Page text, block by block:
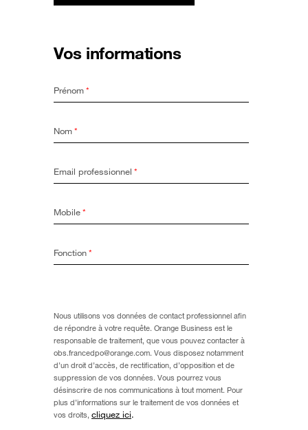
Vos informations
*
Prénom
*
Nom
*
Email professionnel
*
Mobile
Nous utilisons vos données de contact professionnel afin
de répondre à votre requête. Orange Business est le
responsable de traitement, que vous pouvez contacter à
obs.francedpo@orange.com. Vous disposez notamment
d’un droit d’accès, de rectification, d’opposition et de
suppression de vos données. Vous pourrez vous
désinscrire de nos communications à tout moment. Pour
plus d’informations sur le traitement de vos données et
vos droits, cliquez ici.
*
Fonction